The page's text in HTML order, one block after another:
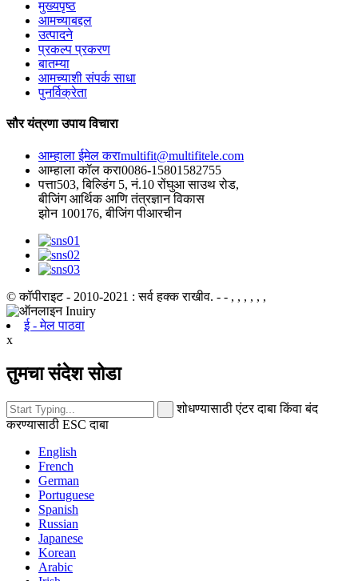
मुख्यपृष्ठ
आमच्याबद्दल
उत्पादने
प्रकल्प प्रकरण
बातम्या
आमच्याशी संपर्क साधा
पुनर्विक्रेता
सौर यंत्रणा उपाय विचारा
आम्हाला ईमेल कराmultifit@multifitele.com
आम्हाला कॉल करा0086-15801582755
पत्ता503, बिल्डिंग 5, नं.10 रोंघुआ साउथ रोड,
बीजिंग आर्थिक आणि तंत्रज्ञान विकास
झोन 100176, बीजिंग पीआरचीन
© कॉपीराइट - 2010-2021 : सर्व हक्क राखीव. - - , , , , , ,
ई - मेल पाठवा
x
तुमचा संदेश सोडा
शोधण्यासाठी एंटर दाबा किंवा बंद
करण्यासाठी ESC दाबा
English
French
German
Portuguese
Spanish
Russian
Japanese
Korean
Arabic